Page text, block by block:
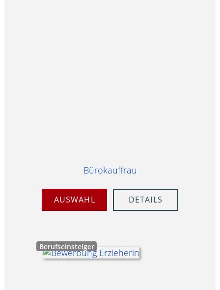
Bürokauffrau
AUSWAHL DETAILS
Berufseinsteiger